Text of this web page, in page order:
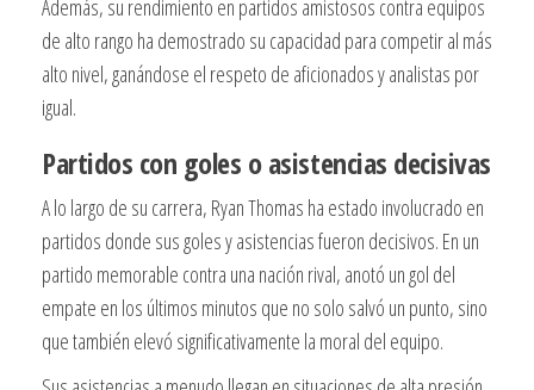
Además, su rendimiento en partidos amistosos contra equipos
de alto rango ha demostrado su capacidad para competir al más
alto nivel, ganándose el respeto de aficionados y analistas por
igual.
Partidos con goles o asistencias decisivas
A lo largo de su carrera, Ryan Thomas ha estado involucrado en
partidos donde sus goles y asistencias fueron decisivos. En un
partido memorable contra una nación rival, anotó un gol del
empate en los últimos minutos que no solo salvó un punto, sino
que también elevó significativamente la moral del equipo.